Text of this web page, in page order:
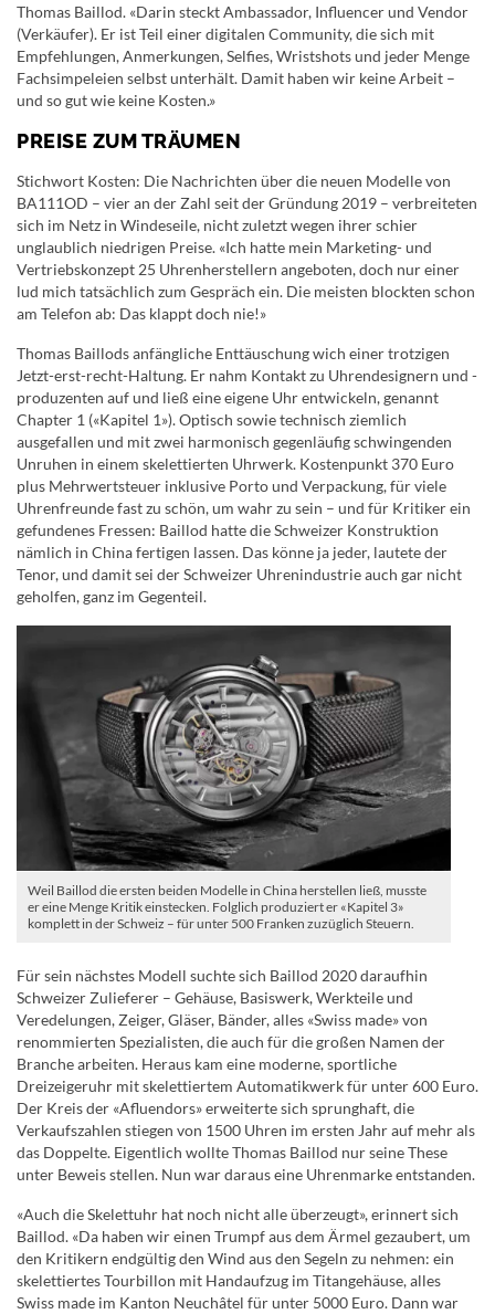
Thomas Baillod. «Darin steckt Ambassador, Influencer und Vendor
(Verkäufer). Er ist Teil einer digitalen Community, die sich mit
Empfehlungen, Anmerkungen, Selfies, Wristshots und jeder Menge
Fachsimpeleien selbst unterhält. Damit haben wir keine Arbeit –
und so gut wie keine Kosten.»
PREISE ZUM TRÄUMEN
Stichwort Kosten: Die Nachrichten über die neuen Modelle von
BA111OD – vier an der Zahl seit der Gründung 2019 – verbreiteten
sich im Netz in Windeseile, nicht zuletzt wegen ihrer schier
unglaublich niedrigen Preise. «Ich hatte mein Marketing- und
Vertriebskonzept 25 Uhrenherstellern angeboten, doch nur einer
lud mich tatsächlich zum Gespräch ein. Die meisten blockten schon
am Telefon ab: Das klappt doch nie!»
Thomas Baillods anfängliche Enttäuschung wich einer trotzigen
Jetzt-erst-recht-Haltung. Er nahm Kontakt zu Uhrendesignern und -
produzenten auf und ließ eine eigene Uhr entwickeln, genannt
Chapter 1 («Kapitel 1»). Optisch sowie technisch ziemlich
ausgefallen und mit zwei harmonisch gegenläufig schwingenden
Unruhen in einem skelettierten Uhrwerk. Kostenpunkt 370 Euro
plus Mehrwertsteuer inklusive Porto und Verpackung, für viele
Uhrenfreunde fast zu schön, um wahr zu sein – und für Kritiker ein
gefundenes Fressen: Baillod hatte die Schweizer Konstruktion
nämlich in China fertigen lassen. Das könne ja jeder, lautete der
Tenor, und damit sei der Schweizer Uhrenindustrie auch gar nicht
geholfen, ganz im Gegenteil.
Weil Baillod die ersten beiden Modelle in China herstellen ließ, musste
er eine Menge Kritik einstecken. Folglich produziert er «Kapitel 3»
komplett in der Schweiz – für unter 500 Franken zuzüglich Steuern.
Für sein nächstes Modell suchte sich Baillod 2020 daraufhin
Schweizer Zulieferer – Gehäuse, Basiswerk, Werkteile und
Veredelungen, Zeiger, Gläser, Bänder, alles «Swiss made» von
renommierten Spezialisten, die auch für die großen Namen der
Branche arbeiten. Heraus kam eine moderne, sportliche
Dreizeigeruhr mit skelettiertem Automatikwerk für unter 600 Euro.
Der Kreis der «Afluendors» erweiterte sich sprunghaft, die
Verkaufszahlen stiegen von 1500 Uhren im ersten Jahr auf mehr als
das Doppelte. Eigentlich wollte Thomas Baillod nur seine These
unter Beweis stellen. Nun war daraus eine Uhrenmarke entstanden.
«Auch die Skelettuhr hat noch nicht alle überzeugt», erinnert sich
Baillod. «Da haben wir einen Trumpf aus dem Ärmel gezaubert, um
den Kritikern endgültig den Wind aus den Segeln zu nehmen: ein
skelettiertes Tourbillon mit Handaufzug im Titangehäuse, alles
Swiss made im Kanton Neuchâtel für unter 5000 Euro. Dann war